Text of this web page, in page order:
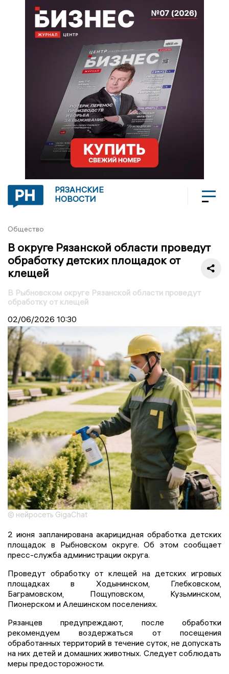
РЯЗАНСКИЕ
НОВОСТИ
Общество
В округе Рязанской области проведут
обработку детских площадок от
клещей
В Рыбновском округе Рязанской области проведут
обработку от клещей
02/06/2026 10:30
© нейросеть GigaChat
2 июня запланирована акарицидная обработка детских
площадок в Рыбновском округе. Об этом сообщает
пресс-служба администрации округа.
Проведут обработку от клещей на детских игровых
площадках в Ходынинском, Глебковском,
Баграмовском, Пощуповском, Кузьминском,
Пионерском и Алешинском поселениях.
Рязанцев предупреждают, после обработки
рекомендуем воздержаться от посещения
обработанных территорий в течение суток, не допускать
на них детей и домашних животных. Следует соблюдать
меры предосторожности.